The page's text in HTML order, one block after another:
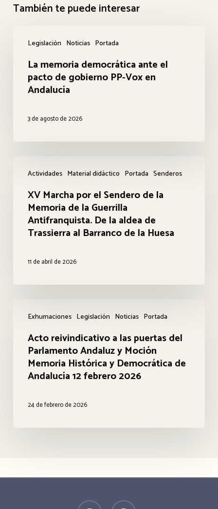
También te puede interesar
Legislación Noticias Portada
memoria
democrática
gobierno
Andalucía
La memoria democrática ante el
pacto de gobierno PP-Vox en
Andalucía
3 de agosto de 2026
Actividades Material didáctico Portada Senderos
Marcha
Sendero
Guerrilla
Antifranquista.
aldea
la
XV Marcha por el Sendero de la
Memoria de la Guerrilla
Antifranquista. De la aldea de
Trassierra al Barranco de la Huesa
11 de abril de 2026
Exhumaciones Legislación Noticias Portada
reivindicativo
puertas
Parlamento
Histórica
Acto reivindicativo a las puertas del
Parlamento Andaluz y Moción
Memoria Histórica y Democrática de
Andalucía 12 febrero 2026
24 de febrero de 2026
twitter facebook